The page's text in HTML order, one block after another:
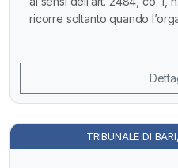
ricorre soltanto quando
TRIBUNALE DI